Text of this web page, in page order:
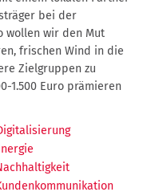
bei der
wollen wir den Mut
frischen Wind in die
Zielgruppen zu
1.500 Euro prämieren